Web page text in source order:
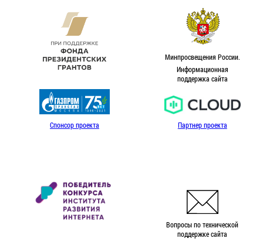
Минпросвещения России.
Информационная
поддержка сайта
Спонсор проекта Партнер проекта
Вопросы по технической
поддержке сайта